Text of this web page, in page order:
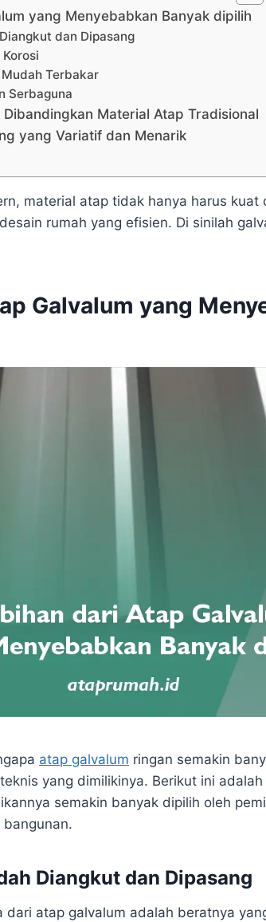
yang Menyebabkan Banyak dipilih
dan Dipasang
Terbakar
Serbaguna
Material Atap Tradisional
yang Variatif dan Menarik
material atap tidak hanya harus kuat
rumah yang efisien. Di sinilah
Galvalum yang
atap galvalum ringan semakin
yang dimilikinya. Berikut ini
semakin banyak dipilih oleh
Diangkut dan Dipasang
dari atap galvalum adalah beratnya